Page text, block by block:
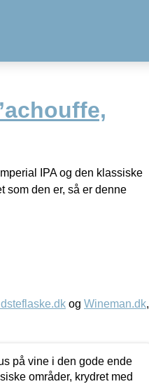
IPA og den klassiske
som den er, så er denne
og Wineman.dk,
på vine i den gode ende
områder, krydret med